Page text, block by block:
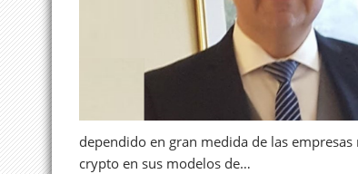
dependido en gran medida de las
crypto en sus modelos de…